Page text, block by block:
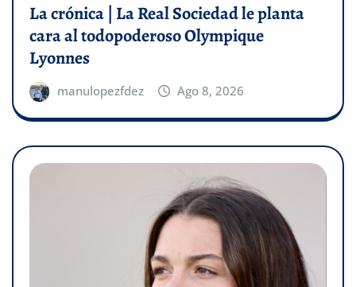
La crónica | La Real Sociedad le planta
cara al todopoderoso Olympique
Lyonnes
manulopezfdez Ago 8, 2026